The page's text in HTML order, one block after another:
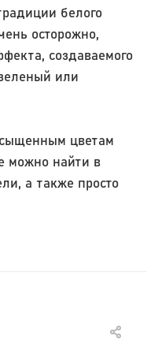
белого
осторожно,
создаваемого
или
цветам
можно найти в
а также просто